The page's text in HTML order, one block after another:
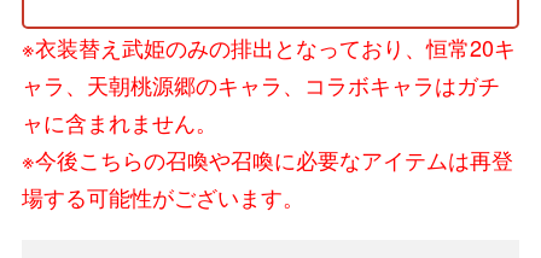
※衣装替え武姫のみの排出となっており、恒常20キ
ャラ、天朝桃源郷のキャラ、コラボキャラはガチ
ャに含まれません。
※今後こちらの召喚や召喚に必要なアイテムは再登
場する可能性がございます。